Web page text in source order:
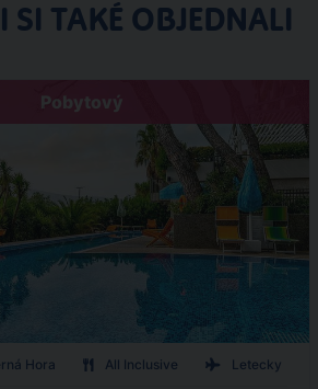
SI TAKÉ OBJEDNALI
Pobytový
Hora All Inclusive Letecky